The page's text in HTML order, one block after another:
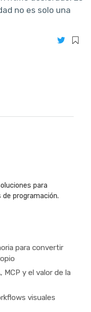
no es solo una
para
programación.
para convertir
y el valor de la
visuales